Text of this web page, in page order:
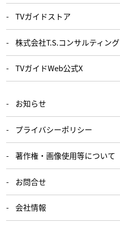
TVガイドストア
株式会社T.S.コンサルティング
TVガイドWeb公式X
お知らせ
プライバシーポリシー
著作権・画像使用等について
お問合せ
会社情報